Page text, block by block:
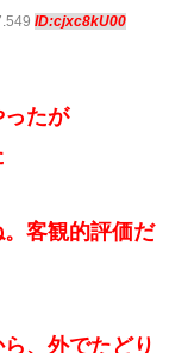
ID:cjxc8kU00
たが
客観的評価だ
、外でたどり